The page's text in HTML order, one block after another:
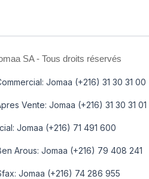
SA - Tous droits réservés
Jomaa (+216) 31 30 31 00
Vente: Jomaa (+216) 31 30 31 01
Jomaa (+216) 71 491 600
Arous: Jomaa (+216) 79 408 241
Jomaa (+216) 74 286 955